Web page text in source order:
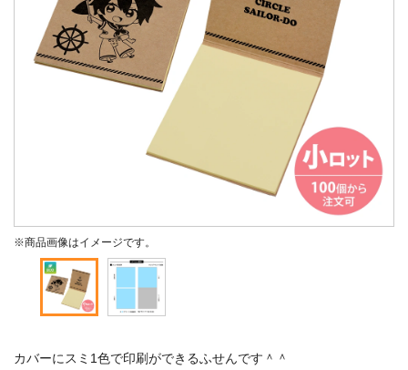
※商品画像はイメージです。
カバーにスミ1色で印刷ができるふせんです＾＾